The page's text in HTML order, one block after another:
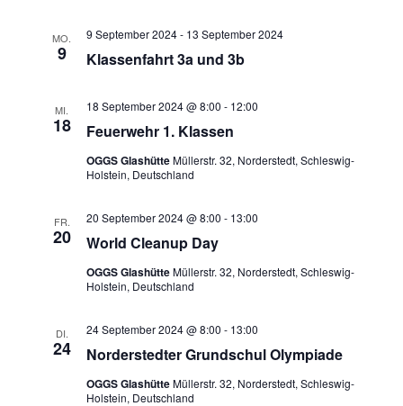
-
g
n
MO.
9 Klassenfahrt 3a und 3b
9 September 2024- 13 September 2024
MI.
18 Feuerwehr 1. Klassen
18 September 2024 @ 8:00 - 12:00
OGGS GlashütteMüllerstr. 32, Norderstedt, Schleswig-
Holstein, Deutschland
FR.
20 World Cleanup Day
20 September 2024 @ 8:00 - 13:00
OGGS GlashütteMüllerstr. 32, Norderstedt, Schleswig-
Holstein, Deutschland
DI.
24 Norderstedter Grundschul Olympiade
24 September 2024 @ 8:00 - 13:00
OGGS GlashütteMüllerstr. 32, Norderstedt, Schleswig-
Holstein, Deutschland